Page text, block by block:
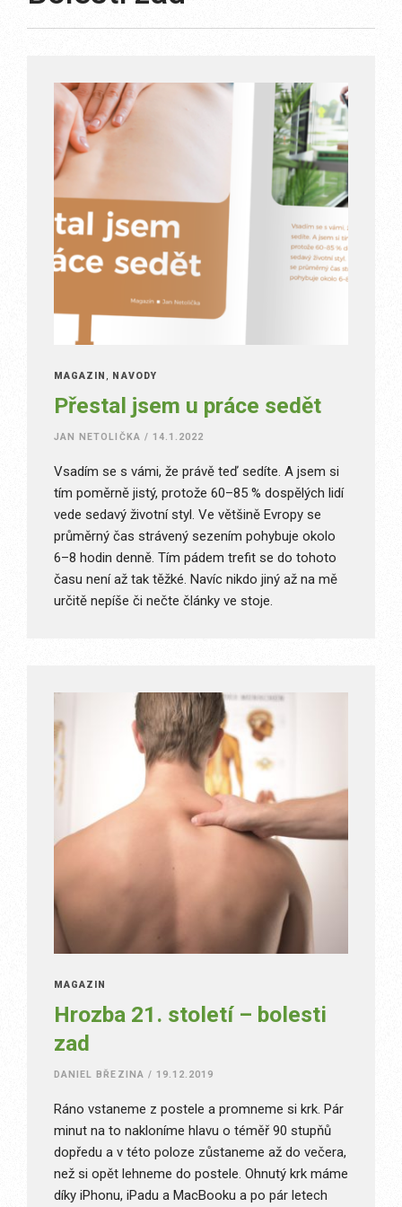
MAGAZÍN NÁVODY
Přestal jsem u práce sedět
JAN NETOLIČKA / 14.1.2022
Vsadím se s vámi, že právě teď sedíte. A jsem si
tím poměrně jistý, protože 60–85 % dospělých lidí
vede sedavý životní styl. Ve většině Evropy se
průměrný čas strávený sezením pohybuje okolo
6–8 hodin denně. Tím pádem trefit se do tohoto
času není až tak těžké. Navíc nikdo jiný až na mě
určitě nepíše či nečte články ve stoje.
MAGAZÍN
Hrozba 21. století – bolesti
zad
DANIEL BŘEZINA / 19.12.2019
Ráno vstaneme z postele a promneme si krk. Pár
minut na to nakloníme hlavu o téměř 90 stupňů
dopředu a v této poloze zůstaneme až do večera,
než si opět lehneme do postele. Ohnutý krk máme
díky iPhonu, iPadu a MacBooku a po pár letech